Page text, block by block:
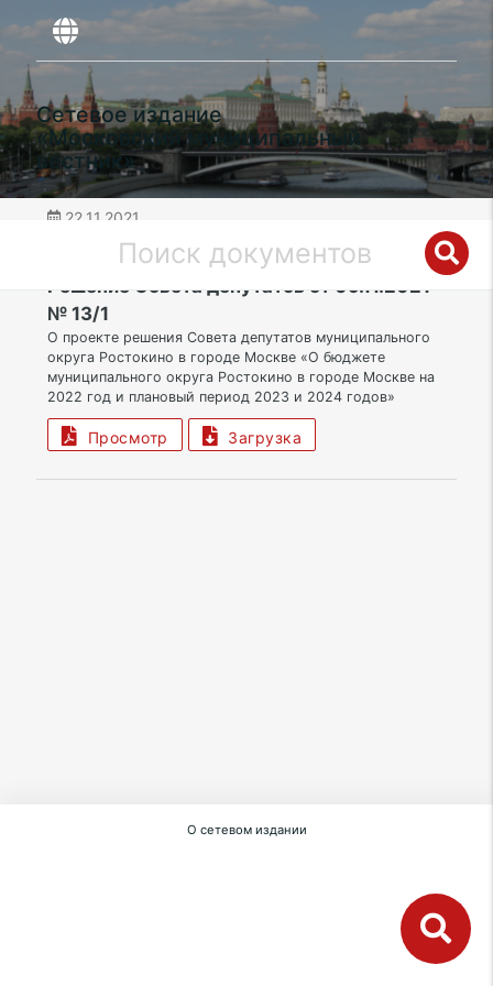
Сетевое издание
«Московский муниципальный
вестник»
22.11.2021
СВАО | Муниципальный округ Ростокино
Решение Совета депутатов от 09.11.2021
№ 13/1
О проекте решения Совета депутатов муниципального
округа Ростокино в городе Москве «О бюджете
муниципального округа Ростокино в городе Москве на
2022 год и плановый период 2023 и 2024 годов»
Просмотр Загрузка
О сетевом издании